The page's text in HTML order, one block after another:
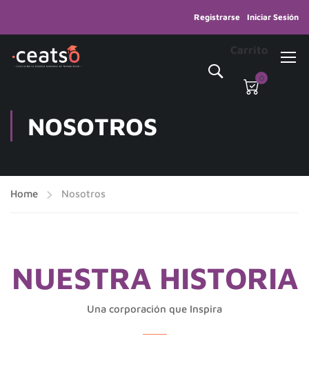
Registrarse Iniciar Sesión
Carrito
0
NOSOTROS
Home Nosotros
NUESTRA HISTORIA
Una corporación que Inspira